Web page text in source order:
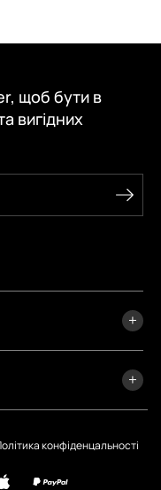
щоб бути в
вигідних
конфіденцальності